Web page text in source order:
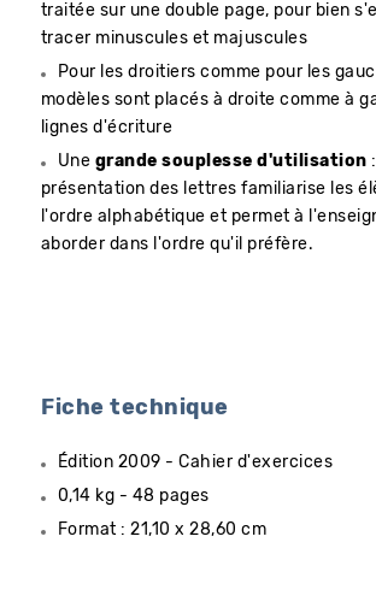
traitée sur une double page, pour bien
tracer minuscules et majuscules
Pour les droitiers comme pour les
modèles sont placés à droite comme à
lignes d'écriture
Une grande souplesse d'utilisation
présentation des lettres familiarise les
l'ordre alphabétique et permet à
aborder dans l'ordre qu'il préfère.
Fiche technique
Édition 2009 - Cahier d'exercices
0,14 kg - 48 pages
Format : 21,10 x 28,60 cm